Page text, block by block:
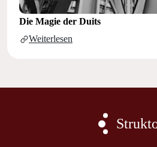
Die Magie der Duits
Weiterlesen